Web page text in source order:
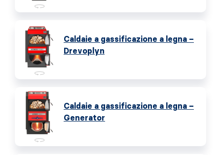
Caldaie a gassificazione a legna –
Drevoplyn
Caldaie a gassificazione a legna –
Generator